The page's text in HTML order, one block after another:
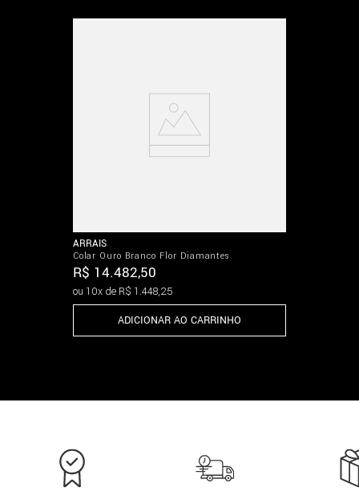
ARRAIS
Colar Ouro Branco Flor Diamantes
R$ 14.482,50
ou 10x de R$ 1 .448,25
ADICIONAR AO CARRINHO